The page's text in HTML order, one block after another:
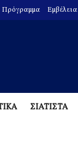
Πρόγραμμα Εμβέλεια
ΣΙΑΤΙΣΤΑ